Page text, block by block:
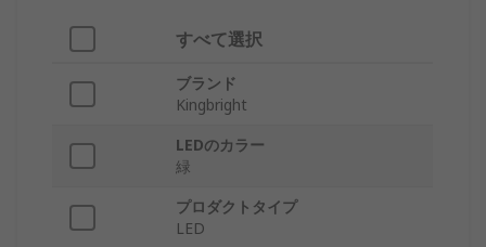
すべて選択
ブランド
Kingbright
LEDのカラー
緑
プロダクトタイプ
LED